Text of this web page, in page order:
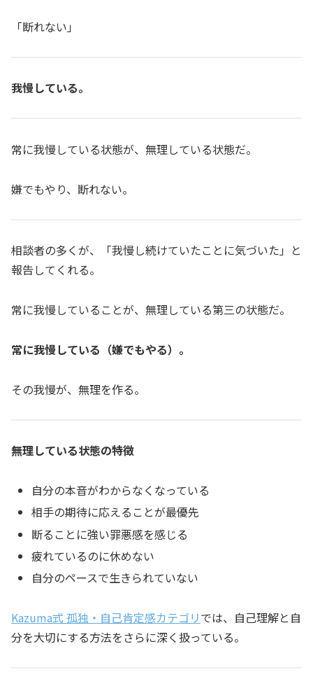
「断れない」
我慢している。
常に我慢している状態が、無理している状態だ。
嫌でもやり、断れない。
相談者の多くが、「我慢し続けていたことに気づいた」と
報告してくれる。
常に我慢していることが、無理している第三の状態だ。
常に我慢している（嫌でもやる）。
その我慢が、無理を作る。
無理している状態の特徴
自分の本音がわからなくなっている
相手の期待に応えることが最優先
断ることに強い罪悪感を感じる
疲れているのに休めない
自分のペースで生きられていない
Kazuma式 孤独・自己肯定感カテゴリでは、自己理解と自
分を大切にする方法をさらに深く扱っている。